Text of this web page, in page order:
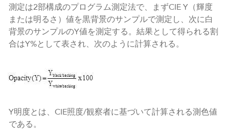
測定は2部構成のプログラム測定法で、まずCIE Y（輝度
または明るさ）値を黒背景のサンプルで測定し、次に白
背景のサンプルのY値を測定する。結果として得られる割
合はY%として表され、次のように計算される。
Y明度とは、CIE照度/観察者に基づいて計算される測色値
である。